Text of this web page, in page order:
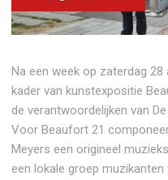
Na een week op zaterdag 28
kader van kunstexpositie
de verantwoordelijken van
Voor Beaufort 21
Meyers een origineel
een lokale groep